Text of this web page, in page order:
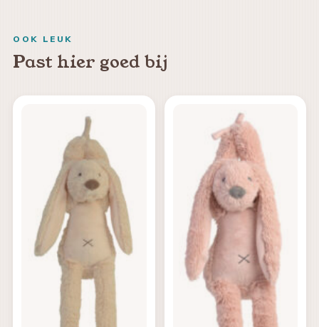
OOK LEUK
Past hier goed bij